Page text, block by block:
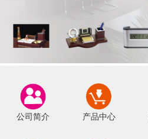
公司简介 产品中心